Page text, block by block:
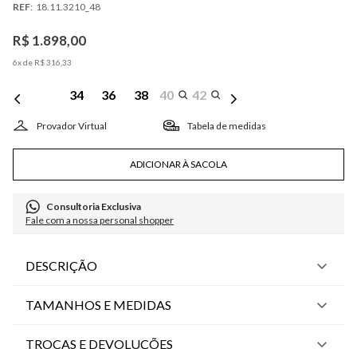
: 18.11.3210_48
R$1.898,00
6x de R$316 33
34 36 38 40 42
Tabela de medidas
ADICIONAR À SACOLA
Consultoria Exclusiva
Fale com a nossa personal shopper
DESCRIÇÃO
TAMANHOS E MEDIDAS
TROCAS E DEVOLUÇÕES